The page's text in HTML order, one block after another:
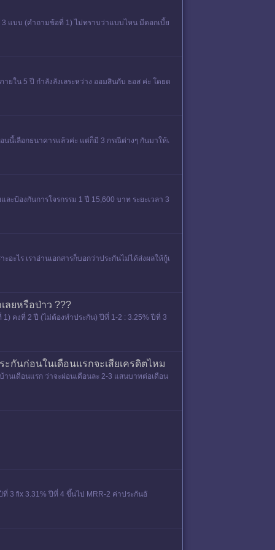
3 แบบ (คำถามข้อที่ 1) ไม่ทราบว่าแบบไหน มีดอกเบี้ย
ใน 5 ปี กำลังลังเลระหว่าง ออมสินกับ ธอส ค่ะ โดยด
นี้เลือกธนาคารแล้วค่ะ แต่ก็มี 3 กรณีต่างๆ กันมาให้เ
ะป้องกันการโจรกรรม 1 ปี 15,600 บาท ระยะเวลา 3
ะไร เราอ่านเอกสารก็บอกว่าประกันไม่ได้ส่งผลให้กู้เ
ลยหรือป่าว ???
คงที่ 2 ปี (ไม่ต้องทำประกัน) ปีที่ 1-2 : 3.25% ปีที่ 3
กันก่อนในเดือนแรกจะเสียเครดิตไหม
นเดือนแรก ว่าจะผ่อนเดือนละ 2-3 แสนบาทต่อเดือน
3 fix 3.31% ปีที่ 4 ขึ้นไป MRR-2 ค่าประกันอั